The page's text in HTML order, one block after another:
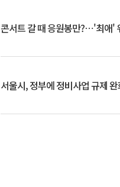
콘서트 갈 때 응원봉만?⋯'최애'
서울시, 정부에 정비사업 규제